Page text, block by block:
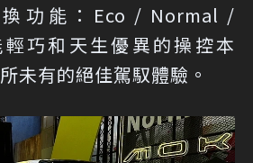
功能：Eco / Normal /
巧和天生優異的操控本
未有的絕佳駕馭體驗。